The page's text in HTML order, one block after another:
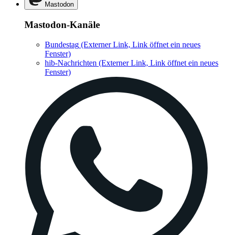
Mastodon
Mastodon-Kanäle
Bundestag (Externer Link, Link öffnet ein neues
Fenster)
hib-Nachrichten (Externer Link, Link öffnet ein neues
Fenster)